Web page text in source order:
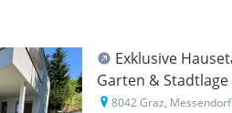
Exklu­sive
Garten &
Haus"
8042 Graz,